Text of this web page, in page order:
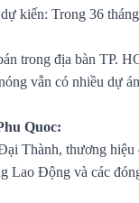
kiến: Trong 36
trong địa bàn TP.
vẫn có nhiều dự
Quoc:
Thành, thương hiệu
Lao Động và các